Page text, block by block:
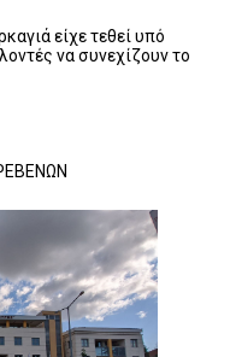
είχε τεθεί υπό
να συνεχίζουν το